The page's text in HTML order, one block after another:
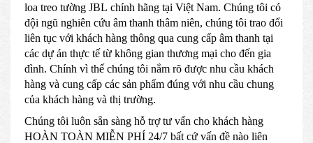
loa treo tường JBL chính hãng tại Việt Nam. Chúng tôi có
đội ngũ nghiên cứu âm thanh thâm niên, chúng tôi trao đổi
liên tục với khách hàng thông qua cung cấp âm thanh tại
các dự án thực tế từ không gian thương mại cho đến gia
đình. Chính vì thế chúng tôi nắm rõ được nhu cầu khách
hàng và cung cấp các sản phẩm đúng với nhu cầu chung
của khách hàng và thị trường.
Chúng tôi luôn sẵn sàng hỗ trợ tư vấn cho khách hàng
HOÀN TOÀN MIỄN PHÍ 24/7 bất cứ vấn đề nào liên